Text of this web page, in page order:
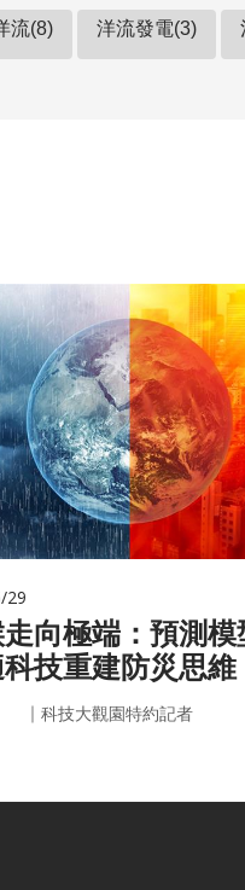
流(8) 洋流發電(3)
29
向極端：預測模
技重建防災思維
｜ 科技大觀園特約記者